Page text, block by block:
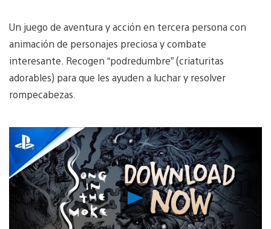
Un juego de aventura y acción en tercera persona con
animación de personajes preciosa y combate
interesante. Recogen “podredumbre” (criaturitas
adorables) para que les ayuden a luchar y resolver
rompecabezas.
Reproducir
Video